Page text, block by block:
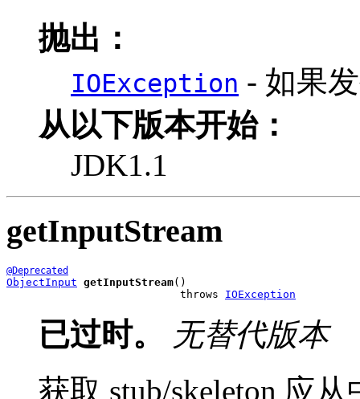
抛出：
IOException - 如果
从以下版本开始：
JDK1.1
getInputStream
@Deprecated
ObjectInput getInputStream()
                           throws
IOException
已过时。
无替代版本
获取 stub/skeleton 应